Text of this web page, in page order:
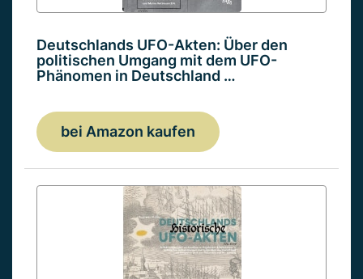
Deutschlands UFO-Akten: Über den
politischen Umgang mit dem UFO-
Phänomen in Deutschland …
bei Amazon kaufen